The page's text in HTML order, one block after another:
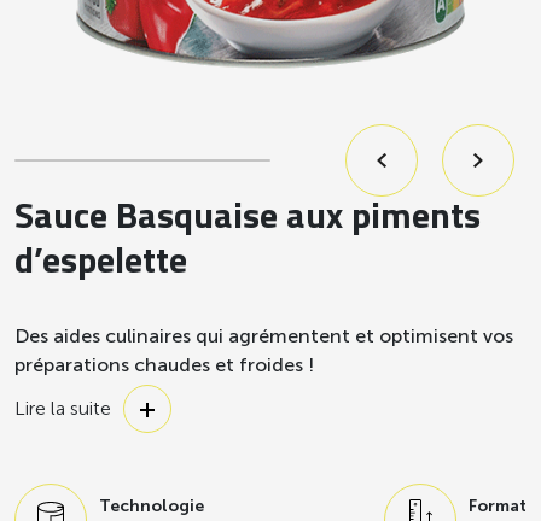
Sauce Basquaise aux piments
d’espelette
Des aides culinaires qui agrémentent et optimisent vos
préparations chaudes et froides !
Prêtes à l’emploi et déjà cuisinées, les sauces s’utilisent
telles quelles ou détendues. Elles s’adaptent à tous les
Lire la suite
Technologie
Format